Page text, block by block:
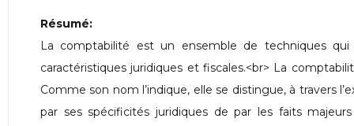
Résumé:
La comptabilité est un ensemble de techniques
caractéristiques juridiques et fiscales.<br> La
Comme son nom l’indique, elle se distingue, à travers
par ses spécificités juridiques de par les faits